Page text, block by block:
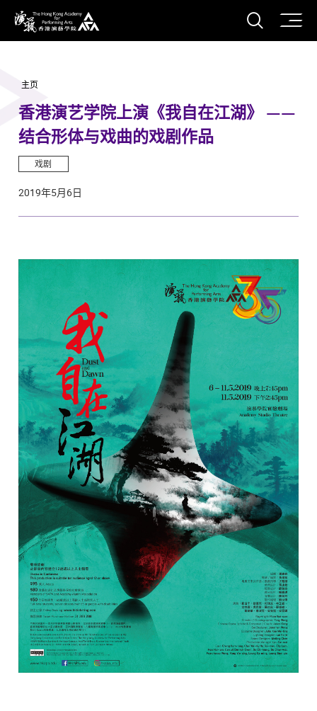
香港演艺学院
打开
主页
香港演艺学院上演《我自在江湖》 ——
结合形体与戏曲的戏剧作品
戏剧
2019年5月6日